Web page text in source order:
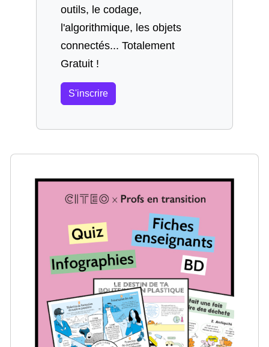
outils, le codage,
l'algorithmique, les objets
connectés... Totalement
Gratuit !
S'inscrire